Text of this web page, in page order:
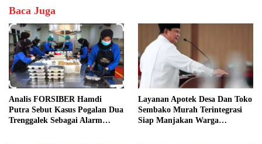
Baca Juga
Analis FORSIBER Hamdi
Putra Sebut Kasus Pogalan Dua
Trenggalek Sebagai Alarm
Layanan Apotek Desa Dan Toko
Sembako Murah Terintegrasi
Siap Manjakan Warga